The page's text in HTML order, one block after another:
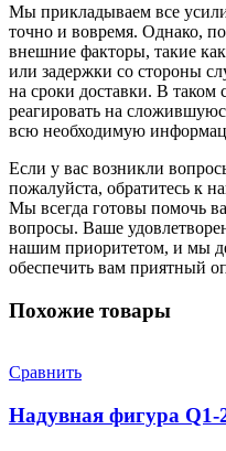
Мы прикладываем все
точно и вовремя. Однако,
внешние факторы, такие
или задержки со стороны
на сроки доставки. В таком
реагировать на
всю необходимую
Если у вас возникли
пожалуйста, обратитесь к
Мы всегда готовы помочь
вопросы. Ваше
нашим приоритетом, и мы
обеспечить вам приятный
Похожие товары
Сравнить
Надувная фигура Q1-